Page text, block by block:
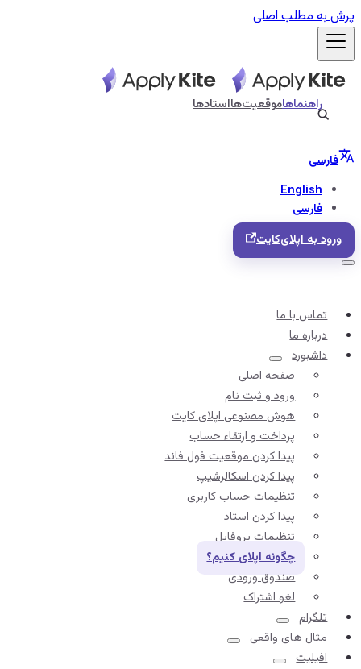
پرش به مطلب اصلی
راهنماهاموقعیت‌هااستادها
فارسی
English
فارسی
ورود به اپلای‌کایت
تماس با ما
درباره ما
داشبورد
صفحه اصلی
ورود و ثبت نام
هوش مصنوعی اپلای کایت
پرداخت و ارتقاء حساب
پیدا کردن موقعیت فول فاند
پیدا کردن اسکالرشیپ
تنظیمات حساب کاربری
پیدا کردن استاد
تنظیمات پروفایل
چگونه اپلای کنیم؟
صندوق ورودی
لغو اشتراک
تلگرام
مثال های واقعی
افیلیت